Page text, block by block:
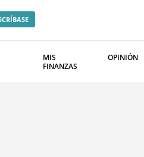
MIS
FINANZAS
OPINIÓN